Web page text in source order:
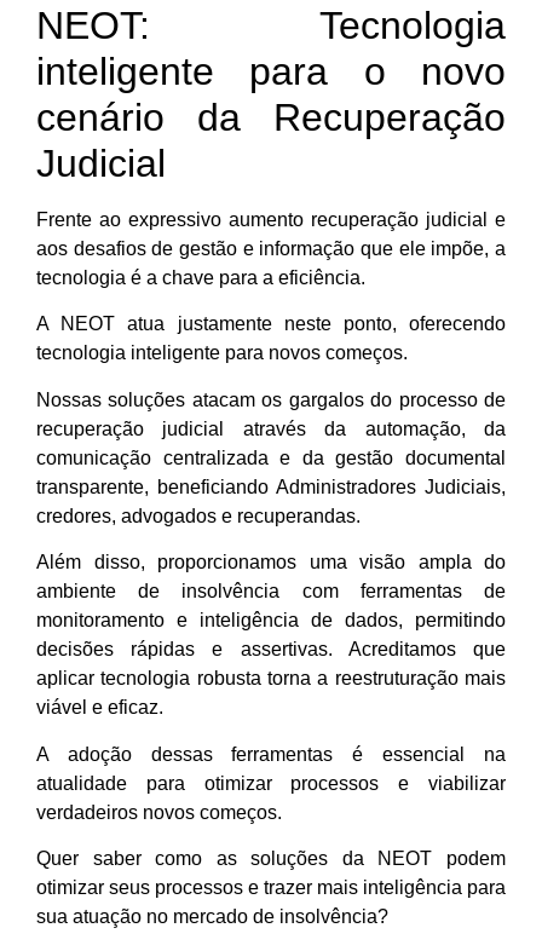
NEOT: Tecnologia
inteligente para o novo
cenário da Recuperação
Judicial
Frente ao expressivo aumento recuperação judicial e
aos desafios de gestão e informação que ele impõe, a
tecnologia é a chave para a eficiência.
A NEOT atua justamente neste ponto, oferecendo
tecnologia inteligente para novos começos.
Nossas soluções atacam os gargalos do processo de
recuperação judicial através da automação, da
comunicação centralizada e da gestão documental
transparente, beneficiando Administradores Judiciais,
credores, advogados e recuperandas.
Além disso, proporcionamos uma visão ampla do
ambiente de insolvência com ferramentas de
monitoramento e inteligência de dados, permitindo
decisões rápidas e assertivas. Acreditamos que
aplicar tecnologia robusta torna a reestruturação mais
viável e eficaz.
A adoção dessas ferramentas é essencial na
atualidade para otimizar processos e viabilizar
verdadeiros novos começos.
Quer saber como as soluções da NEOT podem
otimizar seus processos e trazer mais inteligência para
sua atuação no mercado de insolvência?